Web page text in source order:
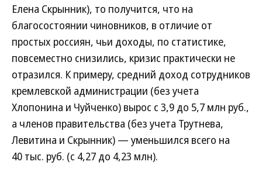
Елена Скрынник), то получится, что на
благосостоянии чиновников, в отличие от
простых россиян, чьи доходы, по статистике,
повсеместно снизились, кризис практически не
отразился. К примеру, средний доход сотрудников
кремлевской администрации (без учета
Хлопонина и Чуйченко) вырос с 3,9 до 5,7 млн руб.,
а членов правительства (без учета Трутнева,
Левитина и Скрынник) — уменьшился всего на
40 тыс. руб. (с 4,27 до 4,23 млн).